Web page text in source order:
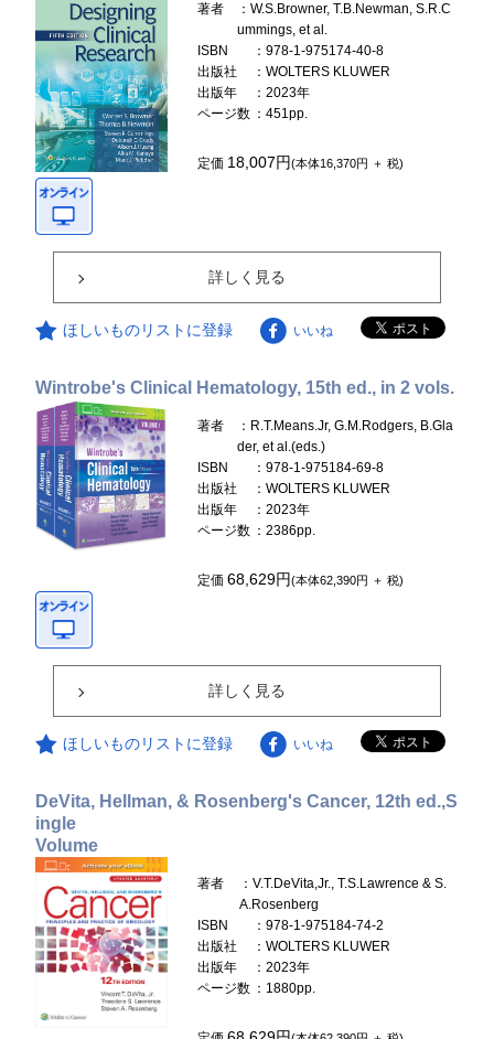
著者
：W.S.Browner, T.B.Newman, S.R.C
ummings, et al.
ISBN
：978-1-975174-40-8
出版社
：WOLTERS KLUWER
出版年
：2023年
ページ数 ：451pp.
定価 18,007円(本体16,370円 ＋ 税)
詳しく見る
ほしいものリストに登録 いいね
Wintrobe's Clinical Hematology, 15th ed., in 2 vols.
著者
：R.T.Means.Jr, G.M.Rodgers, B.Gla
der, et al.(eds.)
ISBN
：978-1-975184-69-8
出版社
：WOLTERS KLUWER
出版年
：2023年
ページ数 ：2386pp.
定価68,629円(本体62,390円 ＋ 税)
詳しく見る
ほしいものリストに登録 いいね
DeVita, Hellman, & Rosenberg's Cancer, 12th ed.,S
ingle
Volume
著者
：V.T.DeVita,Jr., T.S.Lawrence & S.
A.Rosenberg
ISBN
：978-1-975184-74-2
出版社
：WOLTERS KLUWER
出版年
：2023年
ページ数 ：1880pp.